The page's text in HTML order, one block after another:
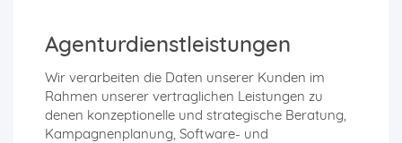
Agenturdienstleistungen
Wir verarbeiten die Daten unserer Kunden im
Rahmen unserer vertraglichen Leistungen zu
denen konzeptionelle und strategische Beratung,
Kampagnenplanung, Software- und